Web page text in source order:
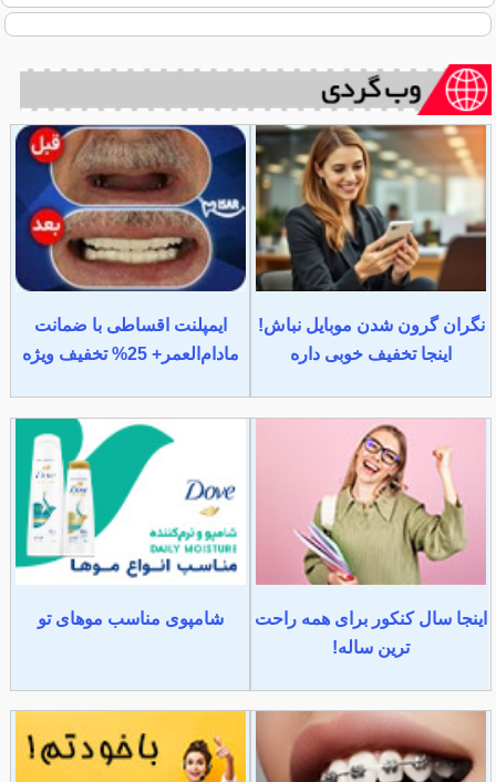
نگران گرون شدن موبایل نباش!
اینجا تخفیف خوبی داره
ایمپلنت اقساطی با ضمانت
مادام‌العمر+ 25% تخفیف ویژه
اینجا سال کنکور برای همه راحت
ترین ساله!
شامپوی مناسب موهای تو